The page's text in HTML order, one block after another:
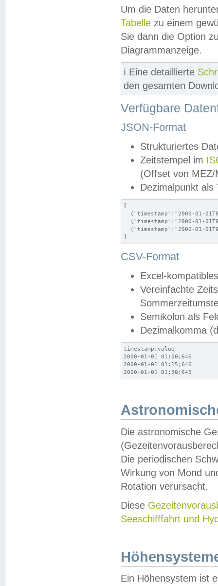
Um die Daten
Tabelle zu einem
Sie dann die Option
Diagrammanzeige.
ℹ️ Eine detaillierte
den gesamten
Verfügbare
JSON-Format
Strukturiertes
Zeitstempel im
(Offset von MEZ/
Dezimalpunkt als
[
{"timestamp":"2000-01-
{"timestamp":"2000-01-
{"timestamp":"2000-01-
]
CSV-Format
Excel-
Vereinfachte
Semikolon als
Dezimalkomma
timestamp;value
2000-01-01 01:00;646
2000-01-01 01:15;646
2000-01-01 01:30;645
Die astronomische
Die periodischen
Wirkung von Mond
Rotation verursacht.
Diese
Seeschifffahrt und
Ein Höhensystem ist